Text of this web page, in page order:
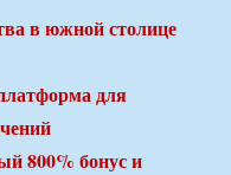
в южной столице
для
800% бонус и